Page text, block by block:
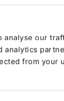
analyse our
analytics
from your